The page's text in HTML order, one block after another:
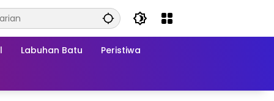
Labuhan Batu Peristiwa